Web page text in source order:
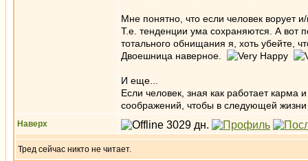
Мне понятно, что если человек ворует
Т.е. тенденции ума сохраняются. А вот
тотального обнищания я, хоть убейте,
Двоешница наверное.
И еще...
Если человек, зная как работает карма
соображений, чтобы в следующей
Наверх
Тред сейчас никто не читает.